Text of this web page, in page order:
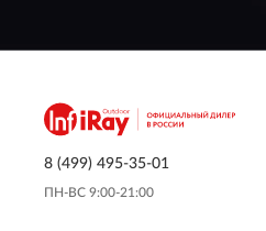
8 (499) 495-35-01
ПН-ВС 9:00-21:00